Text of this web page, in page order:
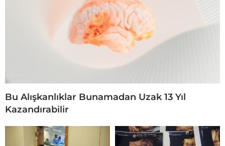
Bu Alışkanlıklar Bunamadan Uzak 13 Yıl
Kazandırabilir